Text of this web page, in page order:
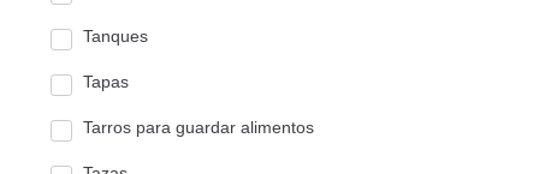
Tanques
Tapas
Tarros para guardar alimentos